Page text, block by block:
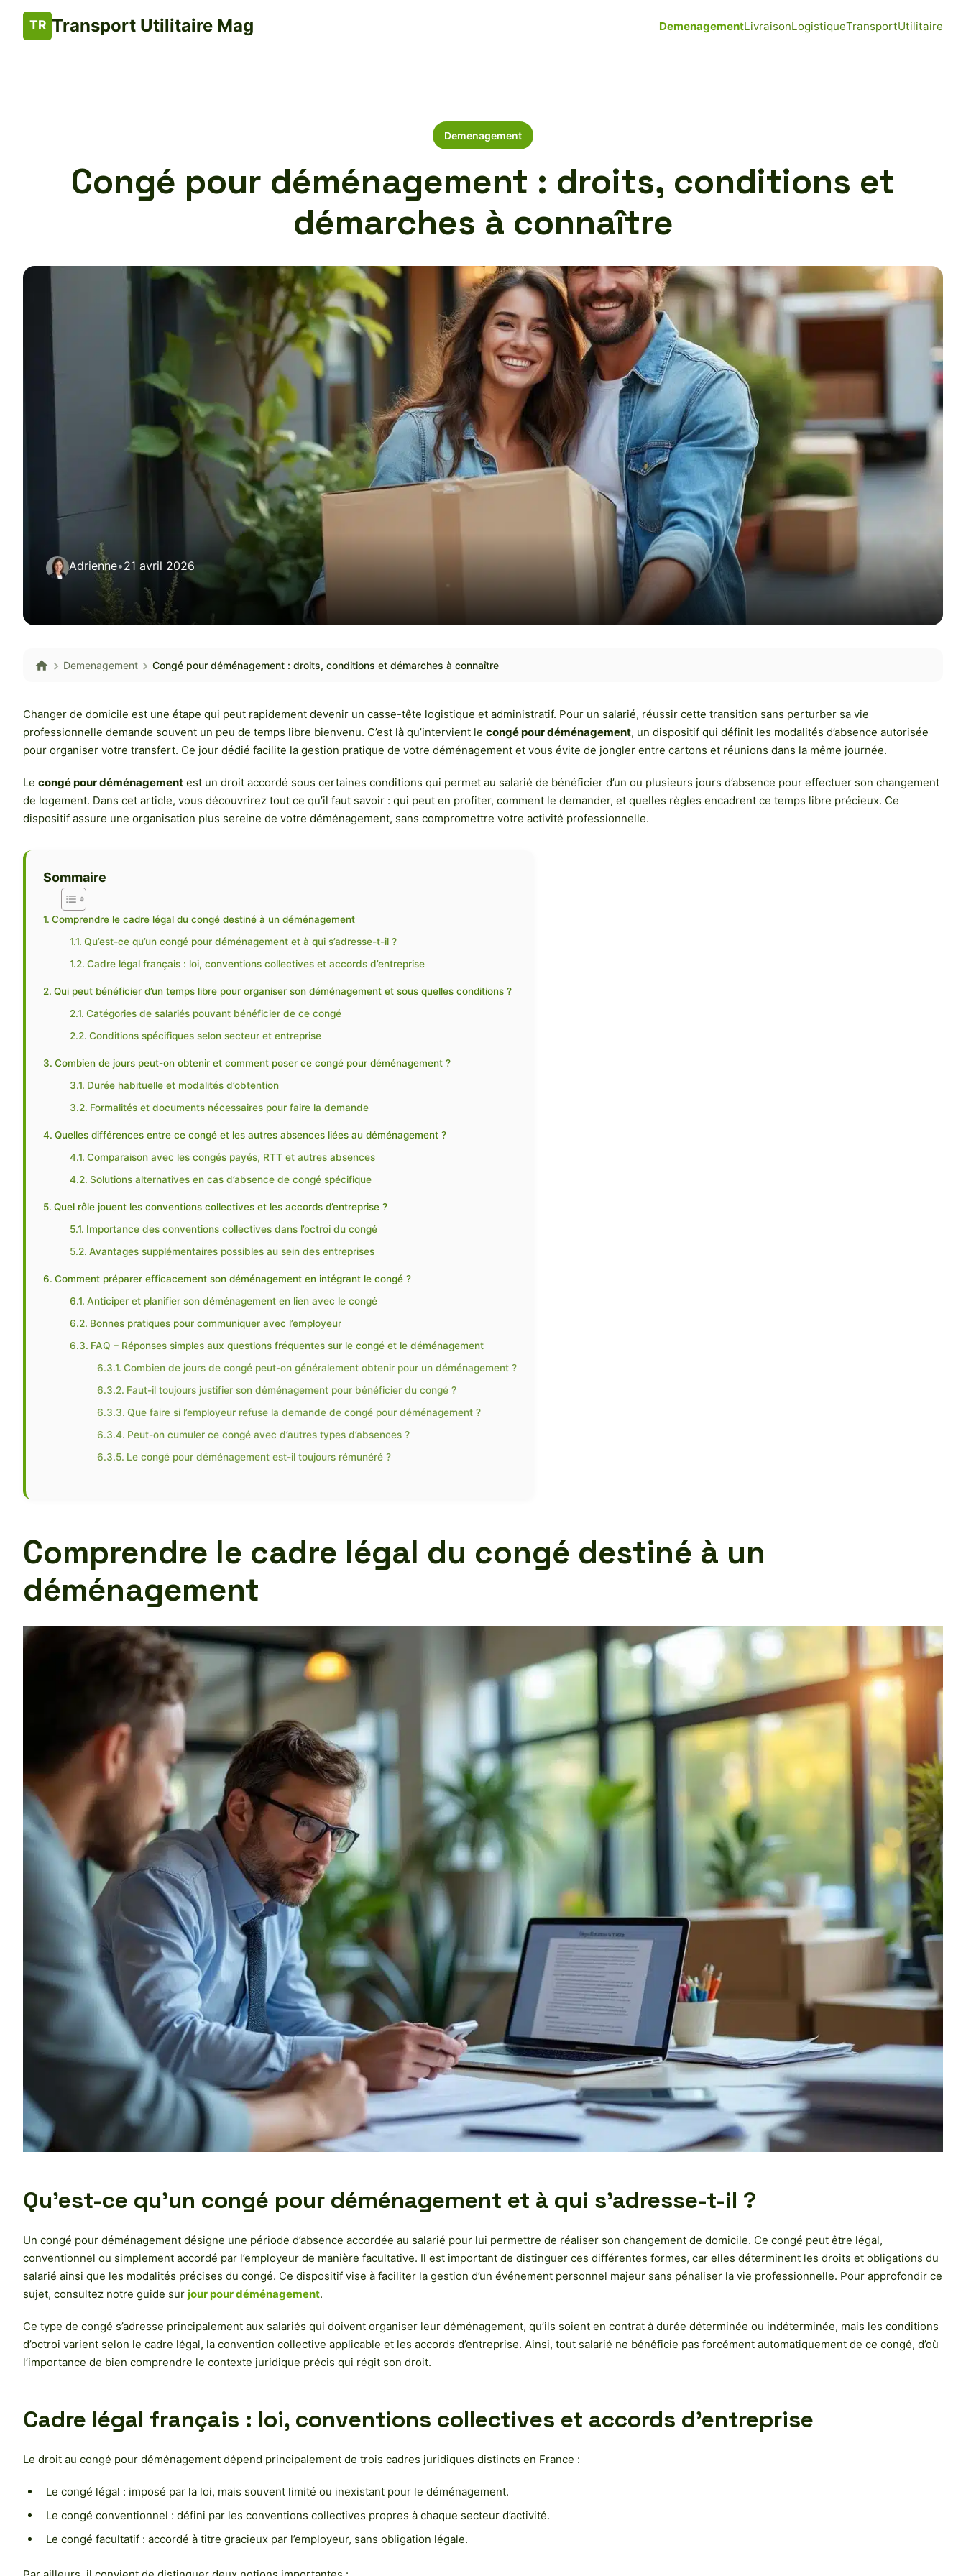
Transport Utilitaire Mag DemenagementLivraisonLogistiqueTransportUtilitaire
Demenagement
Congé pour déménagement : droits, conditions et
démarches à connaître
Adrienne•21 avril 2026
Demenagement Congé pour déménagement : droits, conditions et démarches à connaître
Changer de domicile est une étape qui peut rapidement devenir un casse-tête logistique et administratif. Pour un salarié, réussir cette transition sans perturber sa vie
professionnelle demande souvent un peu de temps libre bienvenu. C’est là qu’intervient le congé pour déménagement, un dispositif qui définit les modalités d’absence autorisée
pour organiser votre transfert. Ce jour dédié facilite la gestion pratique de votre déménagement et vous évite de jongler entre cartons et réunions dans la même journée.
Le congé pour déménagement est un droit accordé sous certaines conditions qui permet au salarié de bénéficier d’un ou plusieurs jours d’absence pour effectuer son changement
de logement. Dans cet article, vous découvrirez tout ce qu’il faut savoir : qui peut en profiter, comment le demander, et quelles règles encadrent ce temps libre précieux. Ce
dispositif assure une organisation plus sereine de votre déménagement, sans compromettre votre activité professionnelle.
Sommaire
Comprendre le cadre légal du congé destiné à un déménagement
Qu’est-ce qu’un congé pour déménagement et à qui s’adresse-t-il ?
Cadre légal français : loi, conventions collectives et accords d’entreprise
Qui peut bénéficier d’un temps libre pour organiser son déménagement et sous quelles conditions ?
Catégories de salariés pouvant bénéficier de ce congé
Conditions spécifiques selon secteur et entreprise
Combien de jours peut-on obtenir et comment poser ce congé pour déménagement ?
Durée habituelle et modalités d’obtention
Formalités et documents nécessaires pour faire la demande
Quelles différences entre ce congé et les autres absences liées au déménagement ?
Comparaison avec les congés payés, RTT et autres absences
Solutions alternatives en cas d’absence de congé spécifique
Quel rôle jouent les conventions collectives et les accords d’entreprise ?
Importance des conventions collectives dans l’octroi du congé
Avantages supplémentaires possibles au sein des entreprises
Comment préparer efficacement son déménagement en intégrant le congé ?
Anticiper et planifier son déménagement en lien avec le congé
Bonnes pratiques pour communiquer avec l’employeur
FAQ – Réponses simples aux questions fréquentes sur le congé et le déménagement
Combien de jours de congé peut-on généralement obtenir pour un déménagement ?
Faut-il toujours justifier son déménagement pour bénéficier du congé ?
Que faire si l’employeur refuse la demande de congé pour déménagement ?
Peut-on cumuler ce congé avec d’autres types d’absences ?
Le congé pour déménagement est-il toujours rémunéré ?
Comprendre le cadre légal du congé destiné à un
déménagement
Qu’est-ce qu’un congé pour déménagement et à qui s’adresse-t-il ?
Un congé pour déménagement désigne une période d’absence accordée au salarié pour lui permettre de réaliser son changement de domicile. Ce congé peut être légal,
conventionnel ou simplement accordé par l’employeur de manière facultative. Il est important de distinguer ces différentes formes, car elles déterminent les droits et obligations du
salarié ainsi que les modalités précises du congé. Ce dispositif vise à faciliter la gestion d’un événement personnel majeur sans pénaliser la vie professionnelle. Pour approfondir ce
sujet, consultez notre guide sur jour pour déménagement.
Ce type de congé s’adresse principalement aux salariés qui doivent organiser leur déménagement, qu’ils soient en contrat à durée déterminée ou indéterminée, mais les conditions
d’octroi varient selon le cadre légal, la convention collective applicable et les accords d’entreprise. Ainsi, tout salarié ne bénéficie pas forcément automatiquement de ce congé, d’où
l’importance de bien comprendre le contexte juridique précis qui régit son droit.
Cadre légal français : loi, conventions collectives et accords d’entreprise
Le droit au congé pour déménagement dépend principalement de trois cadres juridiques distincts en France :
Le congé légal : imposé par la loi, mais souvent limité ou inexistant pour le déménagement.
Le congé conventionnel : défini par les conventions collectives propres à chaque secteur d’activité.
Le congé facultatif : accordé à titre gracieux par l’employeur, sans obligation légale.